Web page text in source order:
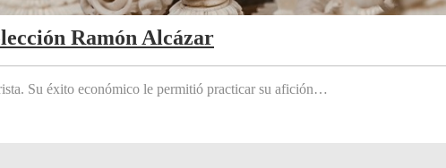
Ramón Alcázar
Su éxito económico le permitió practicar su afición…